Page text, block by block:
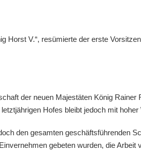
Horst V.“, resümierte der erste
der neuen Majestäten König
Hofes bleibt jedoch mit
den gesamten geschäftsführenden
gebeten wurden, die